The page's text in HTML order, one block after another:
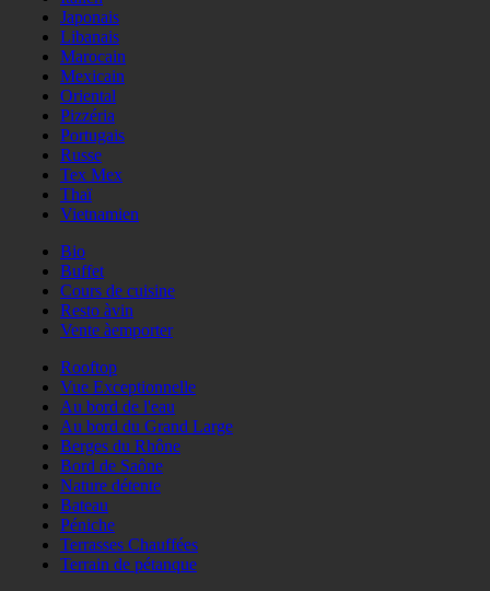
Japonais
Libanais
Marocain
Mexicain
Oriental
Pizzéria
Portugais
Russe
Tex Mex
Thaï
Vietnamien
Bio
Buffet
Cours de cuisine
Resto àvin
Vente àemporter
Rooftop
Vue Exceptionnelle
Au bord de l'eau
Au bord du Grand Large
Berges du Rhône
Bord de Saône
Nature détente
Bateau
Péniche
Terrasses Chauffées
Terrain de pétanque